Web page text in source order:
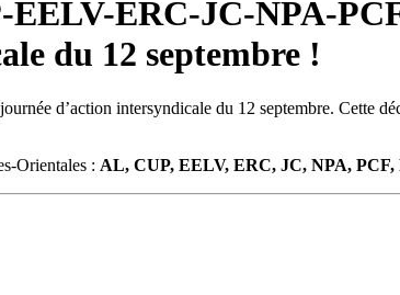
ERC-JC-NPA-
du 12 septembre !
d’action intersyndicale du 12 septembre. Cette
Orientales : AL, CUP, EELV, ERC, JC, NPA, PCF,